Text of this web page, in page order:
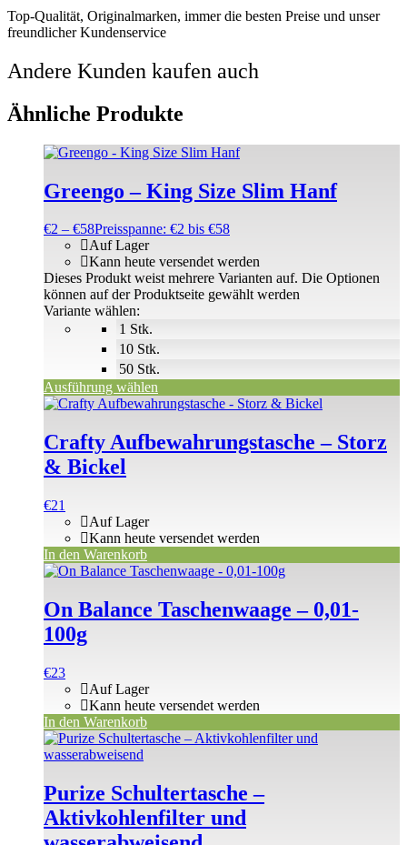
Top-Qualität, Originalmarken, immer die besten Preise und unser
freundlicher Kundenservice
Andere Kunden kaufen auch
Ähnliche Produkte
Greengo – King Size Slim Hanf
€2 – €58Preisspanne: €2 bis €58
1 Stk.
10 Stk.
50 Stk.
Auf Lager
Kann heute versendet werden
Variante wählen:
Ausführung wählen
Dieses Produkt weist mehrere Varianten auf. Die Optionen
können auf der Produktseite gewählt werden
Crafty Aufbewahrungstasche – Storz
& Bickel
€21
Auf Lager
Kann heute versendet werden
In den Warenkorb
On Balance Taschenwaage – 0,01-
100g
€23
Auf Lager
Kann heute versendet werden
In den Warenkorb
Purize Schultertasche –
Aktivkohlenfilter und